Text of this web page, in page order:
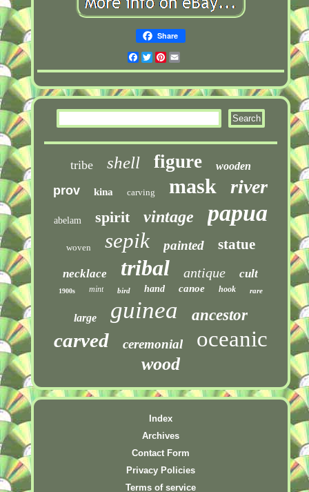
Share
Facebook
TwitterPinterest
tribe shell figure wooden
prov kina carving mask river
abelam spirit vintage papua
woven sepik painted statue
necklace tribal antique cult
1900s mint bird hand canoe hook rare
large guinea ancestor
carved ceremonial oceanic
wood
Index
Archives
Contact Form
Privacy Policies
Terms of service